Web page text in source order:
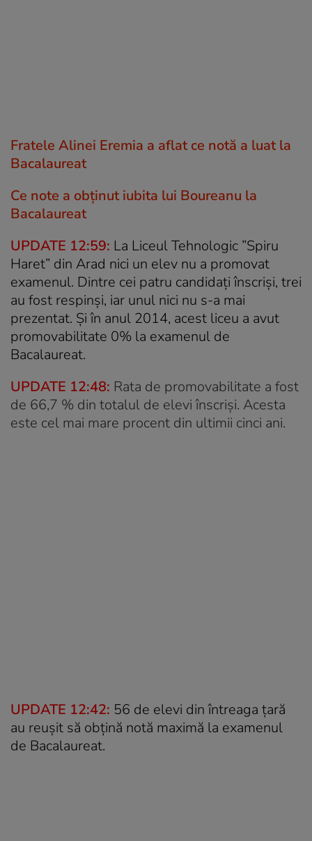
Fratele Alinei Eremia a aflat ce notă a luat la
Bacalaureat
Ce note a obținut iubita lui Boureanu la
Bacalaureat
UPDATE 12:59: La Liceul Tehnologic ”Spiru
Haret” din Arad nici un elev nu a promovat
examenul. Dintre cei patru candidați înscriși, trei
au fost respinși, iar unul nici nu s-a mai
prezentat. Și în anul 2014, acest liceu a avut
promovabilitate 0% la examenul de
Bacalaureat.
UPDATE 12:48: Rata de promovabilitate a fost
de 66,7 % din totalul de elevi înscriși. Acesta
este cel mai mare procent din ultimii cinci ani.
UPDATE 12:42: 56 de elevi din întreaga țară
au reușit să obțină notă maximă la examenul
de Bacalaureat.